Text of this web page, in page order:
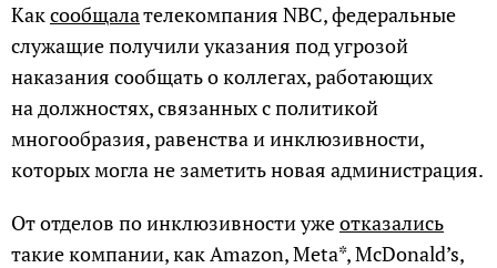
Каксообщалателекомпания NBC, федеральные
служащие получили указания под угрозой
наказания сообщать о коллегах, работающих
на должностях, связанных с политикой
многообразия, равенства и инклюзивности,
которых могла не заметить новая администрация.
От отделов по инклюзивности ужеотказались
такие компании, как Amazon, Meta*, McDonald’s,